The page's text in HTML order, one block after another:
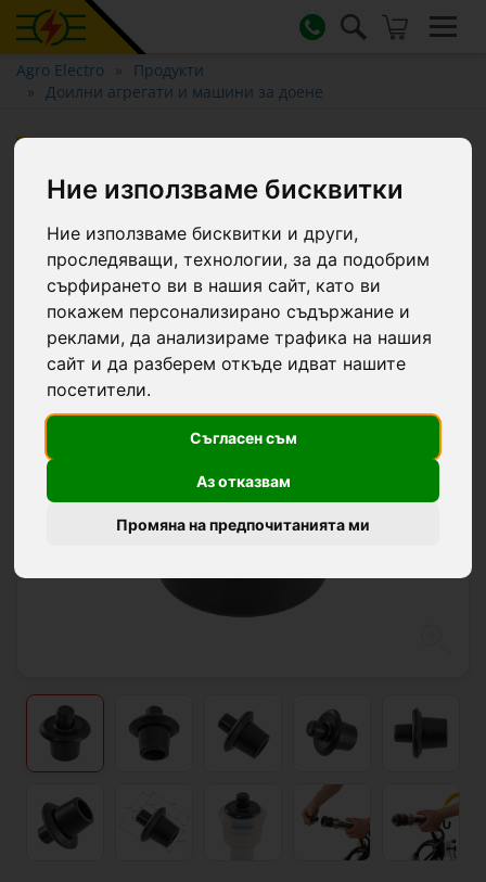
Ние използваме бисквитки
Ние използваме бисквитки и други,
проследяващи, технологии, за да подобрим
сърфирането ви в нашия сайт, като ви
покажем персонализирано съдържание и
реклами, да анализираме трафика на нашия
сайт и да разберем откъде идват нашите
посетители.
Съгласен съм
Аз отказвам
Промяна на предпочитанията ми
Agro Electro
Продукти
Доилни агрегати и машини за доене
агрегат